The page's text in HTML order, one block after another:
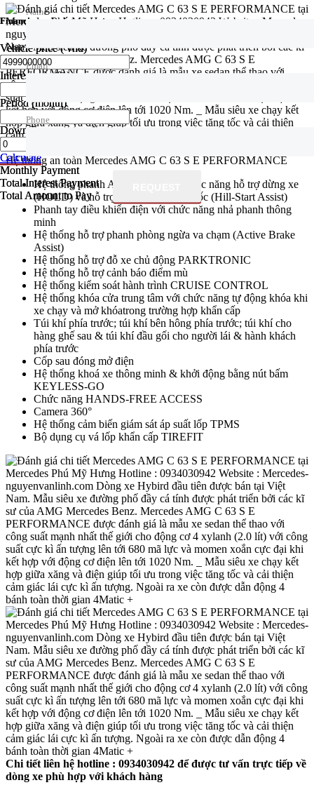
Hệ thống an toàn Mercedes AMG C 63 S E PERFORMANCE
Hệ thống phanh ADAPTIVE với chức năng hỗ trợ dừng xe
(HOLD) và hỗ trợ khởihành ngang dốc (Hill-Start Assist)
Phanh tay điều khiển điện với chức năng nhả phanh thông
minh
Hệ thống hỗ trợ phanh phòng ngừa va chạm (Active Brake
Assist)
Hệ thống hỗ trợ đỗ xe chủ động PARKTRONIC
Hệ thống hỗ trợ cảnh báo điểm mù
Hệ thống kiểm soát hành trình CRUISE CONTROL
Hệ thống khóa cửa trung tâm với chức năng tự động khóa khi
xe chạy và mở khóatrong trường hợp khẩn cấp
Túi khí phía trước; túi khí bên hông phía trước; túi khí cho
hàng ghế sau & túi khí đầu gối cho người lái & hành khách
phía trước
Cốp sau đóng mở điện
Hệ thống khoá xe thông minh & khởi động bằng nút bấm
KEYLESS-GO
Chức năng HANDS-FREE ACCESS
Camera 360°
Hệ thống cảm biến giám sát áp suất lốp TPMS
Bộ dụng cụ vá lốp khẩn cấp TIREFIT
Chi tiết liên hệ hotline : 0934030942 để được tư vấn trực tiếp về
dòng xe phù hợp với khách hàng
Financing calculator
Vehicle price( vnđ)
Interest rate(%)
Period (month)
Down Payment ( vnđ)
Calculate
Monthly Payment
Total Interest Payment
Total Amount to Pay
Financing calculator
Vehicle price( vnđ)
Interest rate(%)
Period (month)
Down Payment ( vnđ)
Calculate
Monthly Payment
Total Interest Payment
Total Amount to Pay
Name
Email
Phone